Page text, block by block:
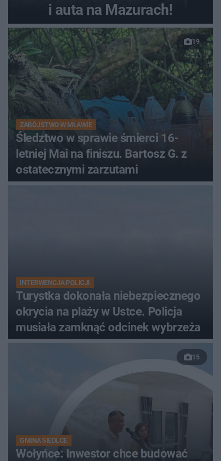
i auta na Mazurach!
19
ZABÓJSTWO W MŁAWIE
Śledztwo w sprawie śmierci 16-
letniej Mai na finiszu. Bartosz G. z
ostatecznymi zarzutami
INTERWENCJA POLICJI
Turystka dokonała niebezpiecznego
okrycia na plaży w Ustce. Policja
musiała zamknąć odcinek wybrzeża
15
GMINA SIEDLCE
Wołyńce: Inwestor chce budować